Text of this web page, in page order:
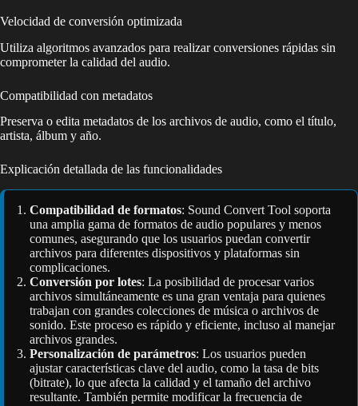
Velocidad de conversión optimizada
Utiliza algoritmos avanzados para realizar conversiones rápidas sin
comprometer la calidad del audio.
Compatibilidad con metadatos
Preserva o edita metadatos de los archivos de audio, como el título,
artista, álbum y año.
Explicación detallada de las funcionalidades
Compatibilidad de formatos: Sound Convert Tool soporta
una amplia gama de formatos de audio populares y menos
comunes, asegurando que los usuarios puedan convertir
archivos para diferentes dispositivos y plataformas sin
complicaciones.
Conversión por lotes: La posibilidad de procesar varios
archivos simultáneamente es una gran ventaja para quienes
trabajan con grandes colecciones de música o archivos de
sonido. Este proceso es rápido y eficiente, incluso al manejar
archivos grandes.
Personalización de parámetros: Los usuarios pueden
ajustar características clave del audio, como la tasa de bits
(bitrate), lo que afecta la calidad y el tamaño del archivo
resultante. También permite modificar la frecuencia de